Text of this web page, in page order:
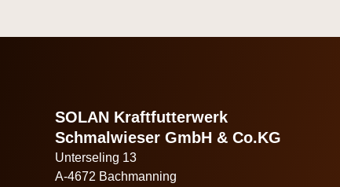
SOLAN Kraftfutterwerk
Schmalwieser GmbH & Co.KG
Unterseling 13
A-4672 Bachmanning